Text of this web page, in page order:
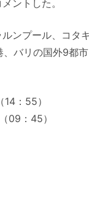
ントした。
ンプール、コタ
バリの国外9都市
：55）
09：45）